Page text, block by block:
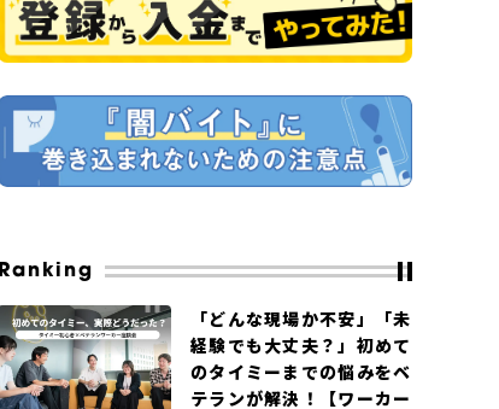
Ranking
「どんな現場か不安」「未
経験でも大丈夫？」初めて
のタイミーまでの悩みをベ
テランが解決！【ワーカー